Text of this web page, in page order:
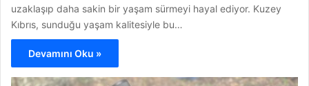
uzaklaşıp daha sakin bir yaşam sürmeyi hayal ediyor. Kuzey
Kıbrıs, sunduğu yaşam kalitesiyle bu…
Devamını Oku »